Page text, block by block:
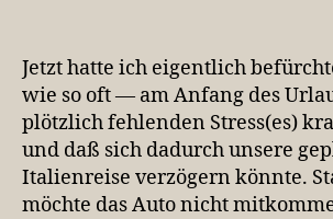
Jetzt hatte ich eigentlich
wie so oft — am Anfang des
plötzlich fehlenden Stress(es)
und daß sich dadurch unsere
Italienreise verzögern könnte.
möchte das Auto nicht